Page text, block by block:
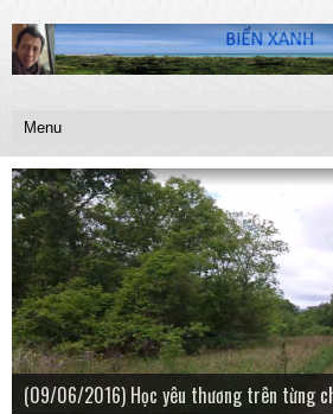
(24/07/2016) Hồi ký Cắm trại Sauble Falls
(09/06/2016) Học yêu thương trên từng
(04/01/2023) Nửu Ước Năm Mới 2023
(17/08/2019) Santa Maria, Cuba